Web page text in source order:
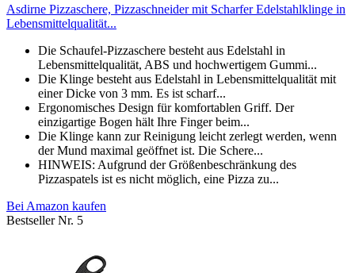
Asdirne Pizzaschere, Pizzaschneider mit Scharfer Edelstahlklinge in
Lebensmittelqualität...
Die Schaufel-Pizzaschere besteht aus Edelstahl in
Lebensmittelqualität, ABS und hochwertigem Gummi...
Die Klinge besteht aus Edelstahl in Lebensmittelqualität mit
einer Dicke von 3 mm. Es ist scharf...
Ergonomisches Design für komfortablen Griff. Der
einzigartige Bogen hält Ihre Finger beim...
Die Klinge kann zur Reinigung leicht zerlegt werden, wenn
der Mund maximal geöffnet ist. Die Schere...
HINWEIS: Aufgrund der Größenbeschränkung des
Pizzaspatels ist es nicht möglich, eine Pizza zu...
Bei Amazon kaufen
Bestseller Nr. 5